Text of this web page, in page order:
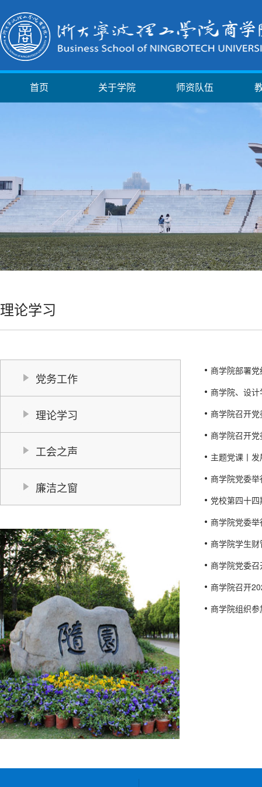
首页 关于学院 师资队伍
理论学习
党务工作
理论学习
工会之声
廉洁之窗
商学院部署
商学院、设计
商学院召开
商学院召开
主题党课丨
商学院党委
党校第四十
商学院党委
商学院学生
商学院党委召
商学院召开
商学院组织